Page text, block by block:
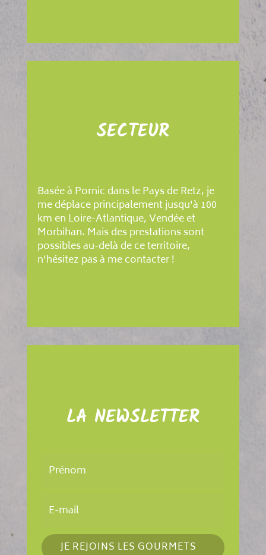
SECTEUR
Basée à Pornic dans le Pays de Retz, je
me déplace principalement jusqu'à 100
km en Loire-Atlantique, Vendée et
Morbihan. Mais des prestations sont
possibles au-delà de ce territoire,
n’hésitez pas à me contacter !
LA NEWSLETTER
JE REJOINS LES GOURMETS